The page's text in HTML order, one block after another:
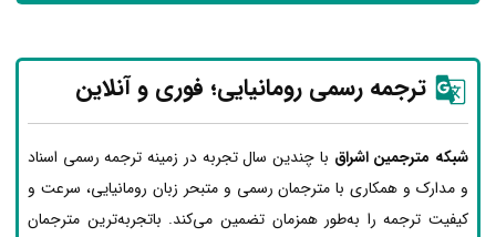
ترجمه رسمی رومانیایی؛ فوری و آنلاین
شبکه مترجمین اشراق با چندین سال تجربه در زمینه ترجمه رسمی اسناد
و مدارک و همکاری با مترجمان رسمی و متبحر زبان رومانیایی، سرعت و
کیفیت ترجمه را به‌طور همزمان تضمین می‌کند. باتجربه‌ترین مترجمان